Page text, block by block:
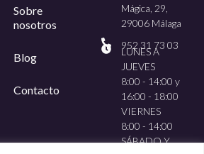
Sobre
nosotros
Blog
Contacto
Mágica, 29,
29006 Málaga
952 31 73 03
LUNES A
JUEVES
8:00 - 14:00 y
16:00 - 18:00
VIERNES
8:00 - 14:00
SÁBADO Y